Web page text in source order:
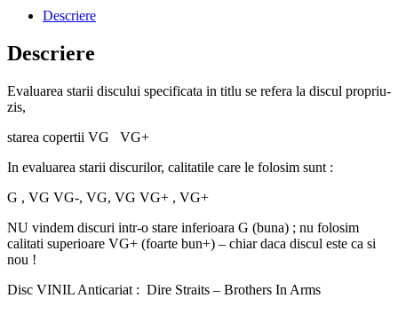
Descriere
Descriere
Evaluarea starii discului specificata in titlu se refera la discul propriu-
zis,
starea copertii VG VG+
In evaluarea starii discurilor, calitatile care le folosim sunt :
G , VG VG-, VG, VG VG+ , VG+
NU vindem discuri intr-o stare inferioara G (buna) ; nu folosim
calitati superioare VG+ (foarte bun+) – chiar daca discul este ca si
nou !
Disc VINIL Anticariat : Dire Straits ‎– Brothers In Arms